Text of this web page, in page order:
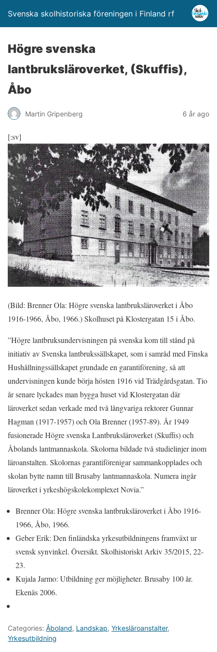
Svenska skolhistoriska föreningen i Finland rf
Högre svenska
lantbruksläroverket, (Skuffis),
Åbo
Martin Gripenberg 6 år ago
[:sv]
(Bild: Brenner Ola: Högre svenska lantbruksläroverket i Åbo
1916-1966, Åbo, 1966.) Skolhuset på Klostergatan 15 i Åbo.
”Högre lantbruksundervisningen på svenska kom till stånd på
initiativ av Svenska lantbrukssällskapet, som i samråd med Finska
Hushållningssällskapet grundade en garantiförening, så att
undervisningen kunde börja hösten 1916 vid Trädgårdsgatan. Tio
år senare lyckades man bygga huset vid Klostergatan där
läroverket sedan verkade med två långvariga rektorer Gunnar
Hagman (1917-1957) och Ola Brenner (1957-89). År 1949
fusionerade Högre svenska Lantbruksläroverket (Skuffis) och
Åbolands lantmannaskola. Skolorna bildade två studielinjer inom
läroanstalten. Skolornas garantiförenigar sammankopplades och
skolan bytte namn till Brusaby lantmannaskola. Numera ingår
läroverket i yrkeshögskolekomplexet Novia.”
Brenner Ola: Högre svenska lantbruksläroverket i Åbo 1916-
1966, Åbo, 1966.
Geber Erik: Den finländska yrkesutbildningens framväxt ur
svensk synvinkel. Översikt. Skolhistoriskt Arkiv 35/2015, 22-
23.
Kujala Jarmo: Utbildning ger möjligheter. Brusaby 100 år.
Ekenäs 2006.
Categories: Åboland, Landskap, Yrkesläroanstalter,
Yrkesutbildning